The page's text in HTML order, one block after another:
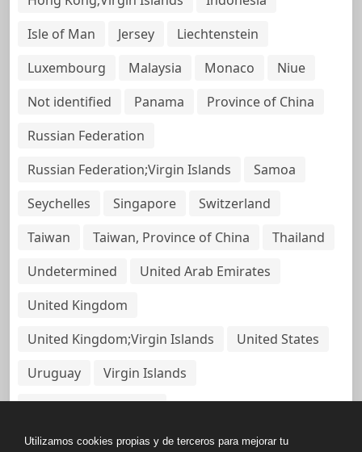
Isle of Man
Jersey
Liechtenstein
Luxembourg
Malaysia Monaco
Niue
Not identified
Panama
Province of China
Russian Federation
Russian Federation;Virgin Islands
Samoa
Seychelles
Singapore
Switzerland
Taiwan
Taiwan, Province of China
Thailand
Undetermined
United Arab Emirates
United Kingdom
United Kingdom;Virgin Islands
United States
Uruguay
Virgin Islands
Virgin Islands, British
Utilizamos cookies propias y de terceros para mejorar tu